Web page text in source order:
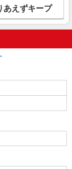
あえずキープ